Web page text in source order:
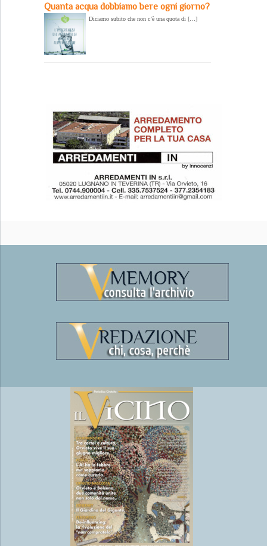
Quanta acqua dobbiamo bere ogni giorno?
Diciamo subito che non c’è una quota di […]